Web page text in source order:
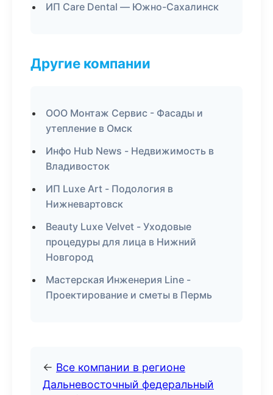
ИП Care Dental — Южно-Сахалинск
Другие компании
ООО Монтаж Сервис - Фасады и
утепление в Омск
Инфо Hub News - Недвижимость в
Владивосток
ИП Luxe Art - Подология в
Нижневартовск
Beauty Luxe Velvet - Уходовые
процедуры для лица в Нижний
Новгород
Мастерская Инженерия Line -
Проектирование и сметы в Пермь
← Все компании в регионе
Дальневосточный федеральный